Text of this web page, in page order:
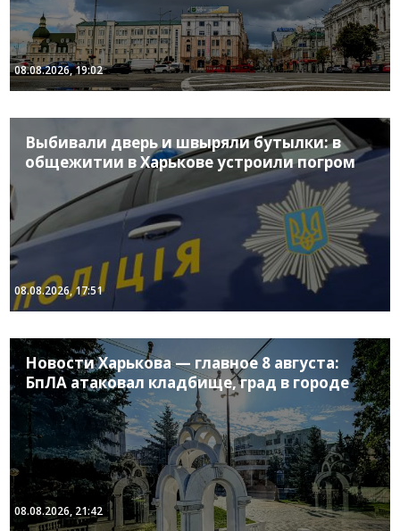
08.08.2026, 19:02
Выбивали дверь и швыряли бутылки: в
общежитии в Харькове устроили погром
08.08.2026, 17:51
Новости Харькова — главное 8 августа:
БпЛА атаковал кладбище, град в городе
08.08.2026, 21:42